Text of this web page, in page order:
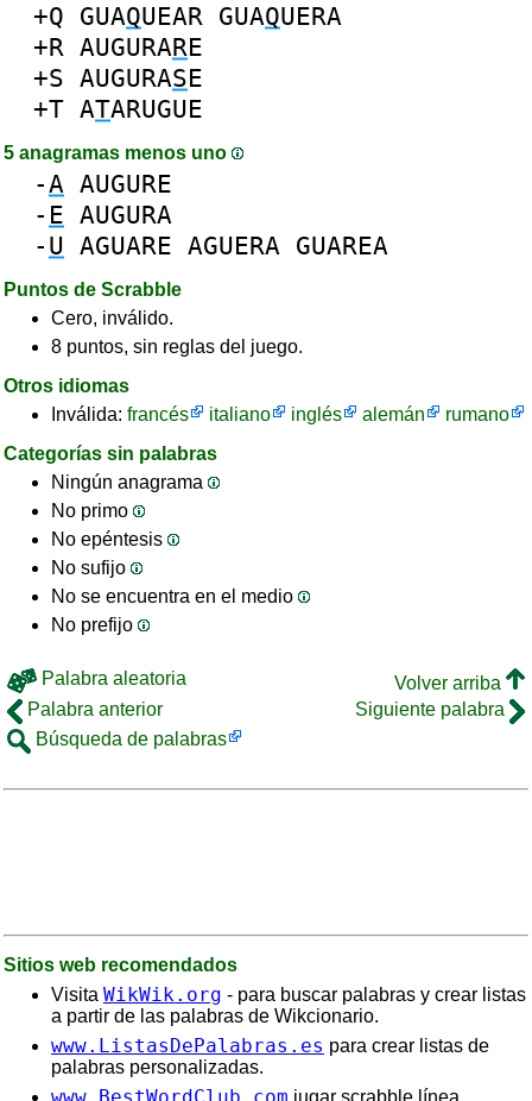
+Q GUAQUEAR GUAQUERA
+R AUGURARE
+S AUGURASE
+T ATARUGUE
5 anagramas menos uno
-A AUGURE
- E AUGURA
- U AGUARE AGUERA GUAREA
Puntos de Scrabble
Cero, inválido.
8 puntos, sin reglas del juego.
Otros idiomas
Inválida: francés italiano inglés alemán
rumano
Categorías sin palabras
Ningún anagrama
No primo
No epéntesis
No sufijo
No se encuentra en el medio
No prefijo
Palabra aleatoria
Volver arriba
Palabra anterior
Siguiente palabra
Búsqueda de palabras
Sitios web recomendados
Visita WikWik.org - para buscar palabras y crear listas
a partir de las palabras de Wikcionario.
www.ListasDePalabras.es para crear listas de
palabras personalizadas.
jugar scrabble línea